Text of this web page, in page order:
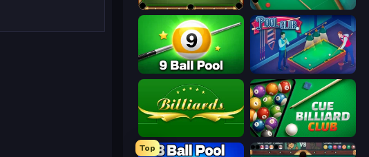
8 Ball Billiards Classic Snooker
Pool Club
Cue Billiard Club
Top